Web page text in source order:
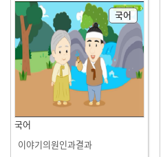
국어
국어
이야기의원인과결과